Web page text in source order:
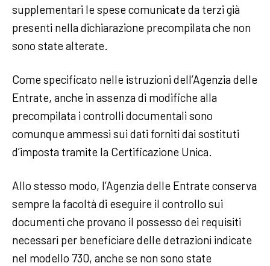
supplementari le spese comunicate da terzi già
presenti nella dichiarazione precompilata che non
sono state alterate.
Come specificato nelle istruzioni dell’Agenzia delle
Entrate, anche in assenza di modifiche alla
precompilata i controlli documentali sono
comunque ammessi sui dati forniti dai sostituti
d’imposta tramite la Certificazione Unica.
Allo stesso modo, l’Agenzia delle Entrate conserva
sempre la facoltà di eseguire il controllo sui
documenti che provano il possesso dei requisiti
necessari per beneficiare delle detrazioni indicate
nel modello 730, anche se non sono state